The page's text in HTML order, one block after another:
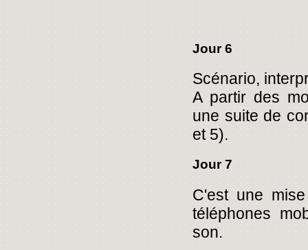
Jour 6
Scénario,
A partir des
une suite de
et 5).
Jour 7
C'est une
téléphones
son.